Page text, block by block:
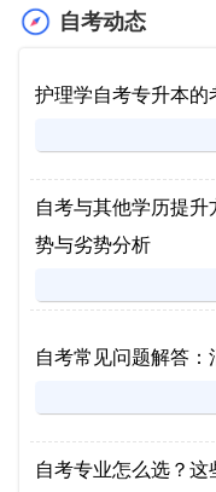
自考动态
护理学自考专升本的
自考与其他学历提
势与劣势分析
自考常见问题解答
自考专业怎么选？